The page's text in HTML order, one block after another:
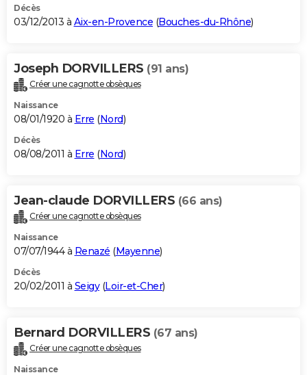
Décès
03/12/2013 à Aix-en-Provence (Bouches-du-Rhône)
Joseph DORVILLERS (91 ans)
Créer une cagnotte obsèques
Naissance
08/01/1920 à Erre (Nord)
Décès
08/08/2011 à Erre (Nord)
Jean-claude DORVILLERS (66 ans)
Créer une cagnotte obsèques
Naissance
07/07/1944 à Renazé (Mayenne)
Décès
20/02/2011 à Seigy(Loir-et-Cher)
Bernard DORVILLERS (67 ans)
Créer une cagnotte obsèques
Naissance